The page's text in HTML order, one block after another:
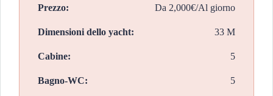
Prezzo: Da 2,000€/Al giorno
Dimensioni dello yacht: 33 M
Cabine: 5
Bagno-WC: 5